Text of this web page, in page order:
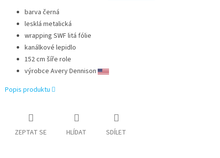
barva černá
lesklá metalická
wrapping SWF litá fólie
kanálkové lepidlo
152 cm šíře role
výrobce Avery Dennison
Popis produktu
ZEPTAT SE HLÍDAT SDÍLET